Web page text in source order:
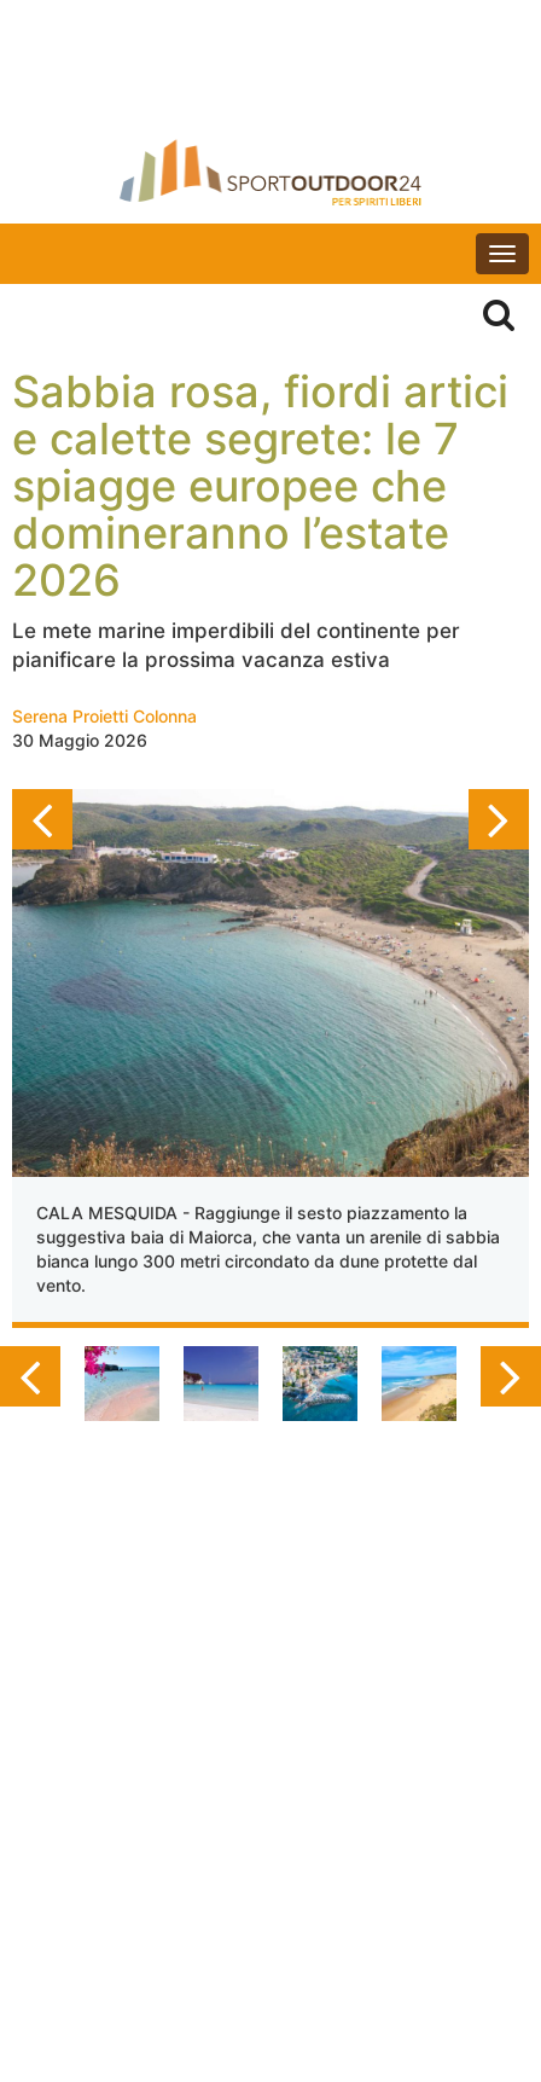
Sabbia rosa, fiordi artici
e calette segrete: le 7
spiagge europee che
domineranno l’estate
2026
Le mete marine imperdibili del continente per
pianificare la prossima vacanza estiva
Serena Proietti Colonna
30 Maggio 2026
CALA MESQUIDA - Raggiunge il sesto piazzamento la
suggestiva baia di Maiorca, che vanta un arenile di sabbia
bianca lungo 300 metri circondato da dune protette dal
vento.